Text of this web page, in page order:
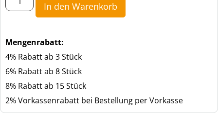
In den Warenkorb
Mengenrabatt:
4% Rabatt ab 3 Stück
6% Rabatt ab 8 Stück
8% Rabatt ab 15 Stück
2% Vorkassenrabatt bei Bestellung per Vorkasse